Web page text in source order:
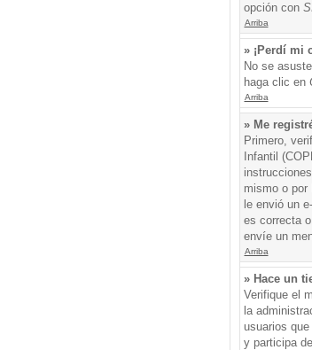
opción con
Arriba
» ¡Perdí mi
No se
haga clic en
Arriba
» Me
Primero,
Infantil
mismo o por
le envió un
es correcta
envíe un
Arriba
» Hace un
Verifique el
la
usuarios
y participa